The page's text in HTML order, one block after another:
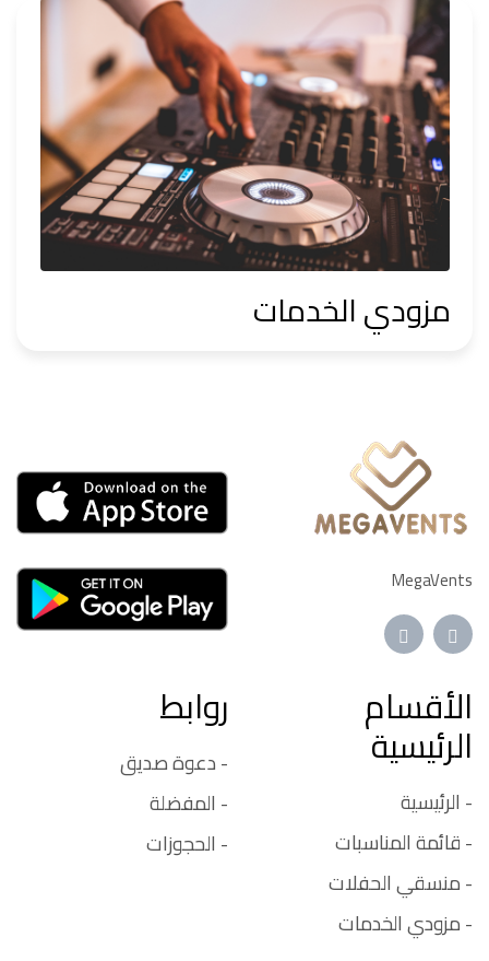
مزودي الخدمات
MegaVents
الأقسام
الرئيسية
- الرئيسية
- قائمة المناسبات
- منسقي الحفلات
- مزودي الخدمات
روابط
- دعوة صديق
- المفضلة
- الحجوزات